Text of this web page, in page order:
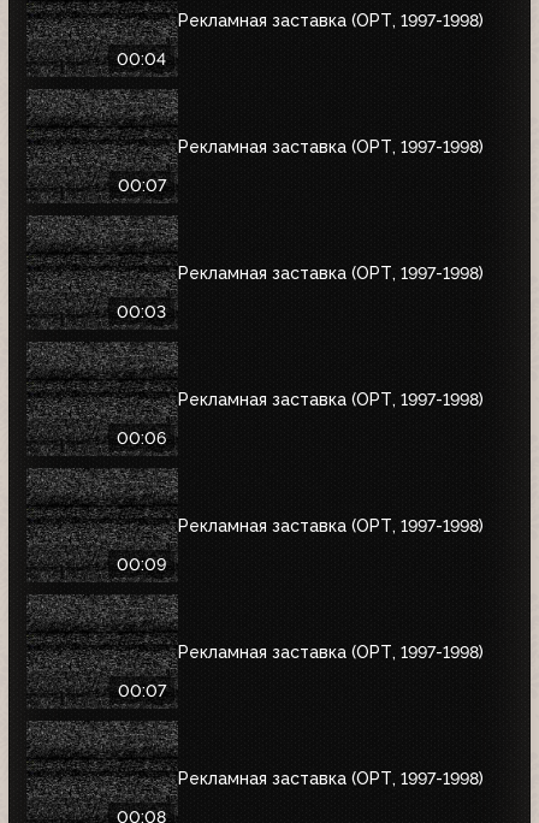
00:04
Рекламная заставка (ОРТ, 1997-1998)
00:07
Рекламная заставка (ОРТ, 1997-1998)
00:03
Рекламная заставка (ОРТ, 1997-1998)
00:06
Рекламная заставка (ОРТ, 1997-1998)
00:09
Рекламная заставка (ОРТ, 1997-1998)
00:07
Рекламная заставка (ОРТ, 1997-1998)
00:08
Рекламная заставка (ОРТ, 1997-1998)